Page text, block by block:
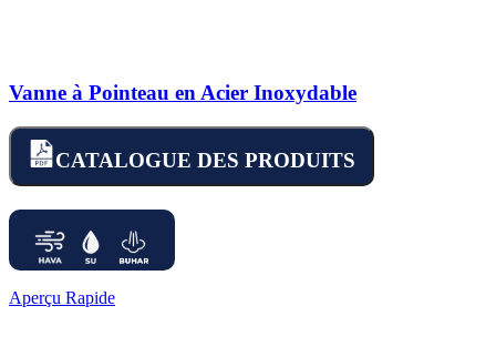
Vanne à Pointeau en Acier Inoxydable
CATALOGUE DES PRODUITS
Aperçu Rapide